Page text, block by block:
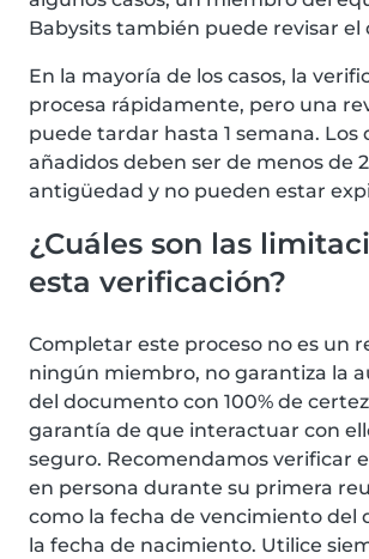
Babysits también puede revisar el
En la mayoría de los casos, la
procesa rápidamente, pero una
puede tardar hasta 1 semana.
añadidos deben ser de menos de
antigüedad y no pueden estar
¿Cuáles son las
esta verificación?
Completar este proceso no es un
ningún miembro, no garantiza la
del documento con 100% de
garantía de que interactuar con
seguro. Recomendamos verificar
en persona durante su primera
como la fecha de vencimiento del
la fecha de nacimiento. Utilice